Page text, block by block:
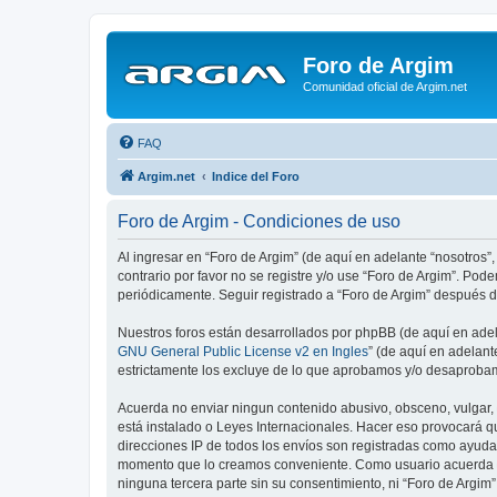
Foro de Argim
Comunidad oficial de Argim.net
FAQ
Argim.net Indice del Foro
Foro de Argim - Condiciones de uso
Al ingresar en “Foro de Argim” (de aquí en adelante
contrario por favor no se registre y/o use “Foro de Argim”.
periódicamente. Seguir registrado a “Foro de Argim”
Nuestros foros están desarrollados por phpBB (de aquí en
GNU General Public License v2 en Ingles” (de aquí en
estrictamente los excluye de lo que aprobamos y/o
Acuerda no enviar ningun contenido abusivo, obsceno,
está instalado o Leyes Internacionales. Hacer eso provocará
direcciones IP de todos los envíos son registradas como
momento que lo creamos conveniente. Como usuario
ninguna tercera parte sin su consentimiento, ni “Foro de